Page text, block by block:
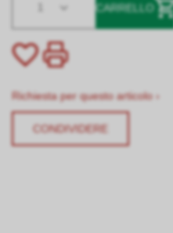
CARRELLO
Richiesta per questo articolo ›
CONDIVIDERE